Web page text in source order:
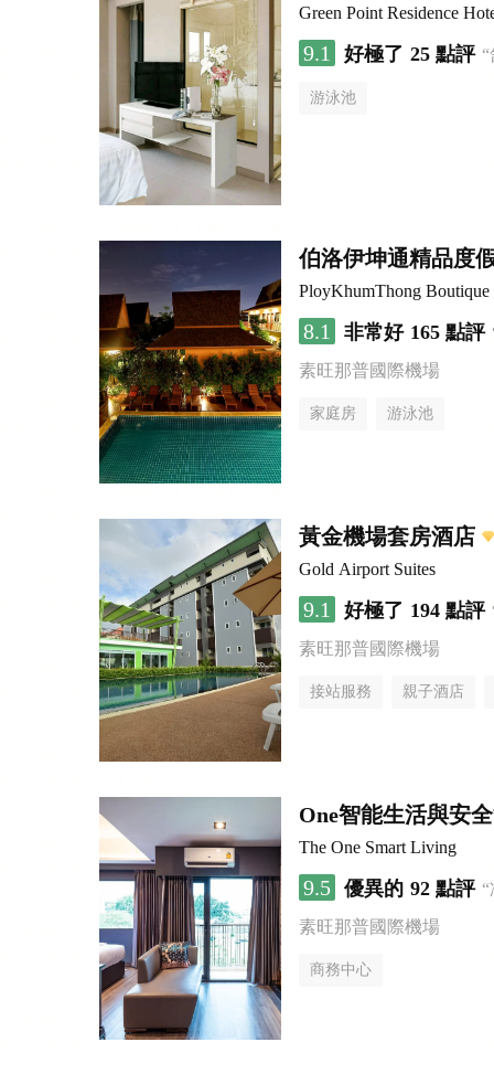
Green Point Residence
9.1 好極了 25 點評
游泳池
伯洛伊坤通精品度
PloyKhumThong Boutique
8.1 非常好 165 點評
素旺那普國際機場
家庭房 游泳池
黃金機場套房酒店
Gold Airport Suites
9.1 好極了 194 點評
素旺那普國際機場
接站服務 親子酒店
One智能生活與安
The One Smart Living
9.5 優異的 92 點評
素旺那普國際機場
商務中心